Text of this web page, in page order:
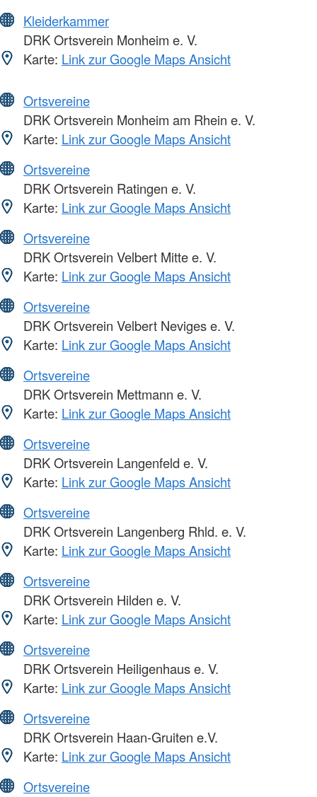
Kleiderkammer
DRK Ortsverein Monheim e. V.
Karte: Link zur Google Maps Ansicht
Ortsvereine
DRK Ortsverein Monheim am Rhein e. V.
Karte: Link zur Google Maps Ansicht
Ortsvereine
DRK Ortsverein Ratingen e. V.
Karte: Link zur Google Maps Ansicht
Ortsvereine
DRK Ortsverein Velbert Mitte e. V.
Karte: Link zur Google Maps Ansicht
Ortsvereine
DRK Ortsverein Velbert Neviges e. V.
Karte: Link zur Google Maps Ansicht
Ortsvereine
DRK Ortsverein Mettmann e. V.
Karte: Link zur Google Maps Ansicht
Ortsvereine
DRK Ortsverein Langenfeld e. V.
Karte: Link zur Google Maps Ansicht
Ortsvereine
DRK Ortsverein Langenberg Rhld. e. V.
Karte: Link zur Google Maps Ansicht
Ortsvereine
DRK Ortsverein Hilden e. V.
Karte: Link zur Google Maps Ansicht
Ortsvereine
DRK Ortsverein Heiligenhaus e. V.
Karte: Link zur Google Maps Ansicht
Ortsvereine
DRK Ortsverein Haan-Gruiten e.V.
Karte: Link zur Google Maps Ansicht
Ortsvereine